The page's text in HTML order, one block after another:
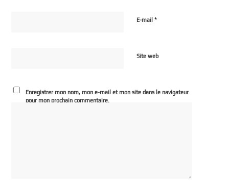
E-mail*
Site web
Enregistrer mon nom, mon e-mail et mon site dans le navigateur
pour mon prochain commentaire.